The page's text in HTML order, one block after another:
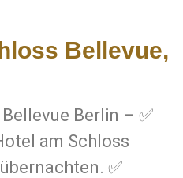
Bellevue,
Berlin – ✅
am Schloss
✅